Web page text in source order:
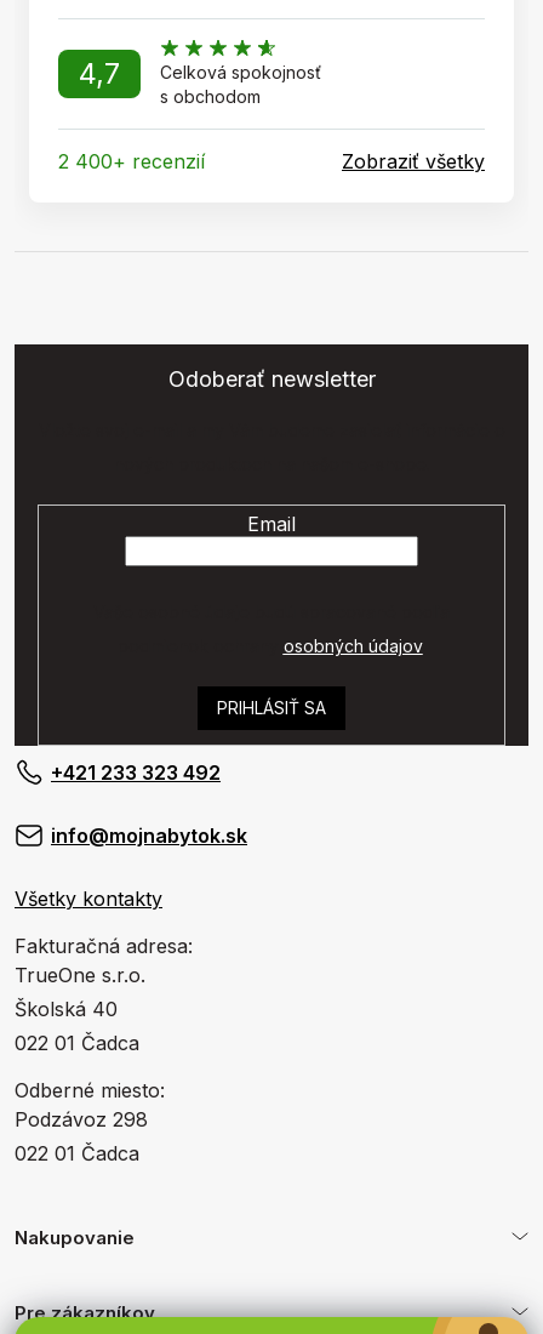
4,7
Celková spokojnosť
s obchodom
2 400+ recenzií Zobraziť všetky
Odoberať newsletter
Email
osobných údajov.
PRIHLÁSIŤ SA
+421 233 323 492
info@mojnabytok.sk
Všetky kontakty
Fakturačná adresa:
TrueOne s.r.o.
Školská 40
022 01 Čadca
Odberné miesto:
Podzávoz 298
022 01 Čadca
Nakupovanie
Pre zákazníkov